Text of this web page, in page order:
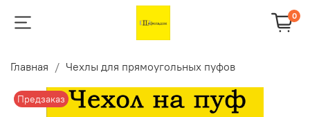
0
Главная Чехлы для прямоугольных пуфов
Предзаказ